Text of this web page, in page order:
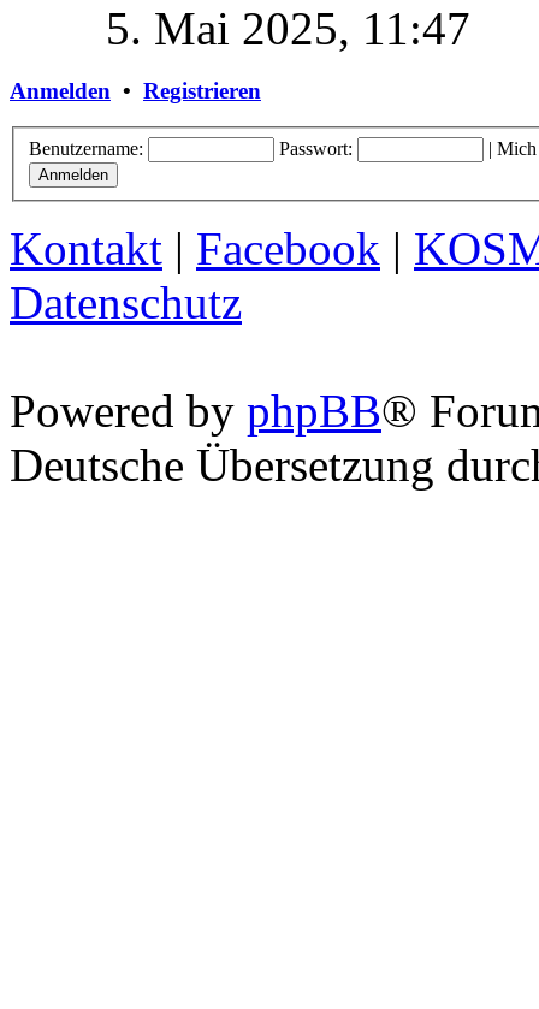
5. Mai 2025, 11:47
Anmelden • Registrieren
Benutzername: Passwort: | Mich
Kontakt | Facebook |
Datenschutz
Powered by phpBB®
Deutsche Übersetzung